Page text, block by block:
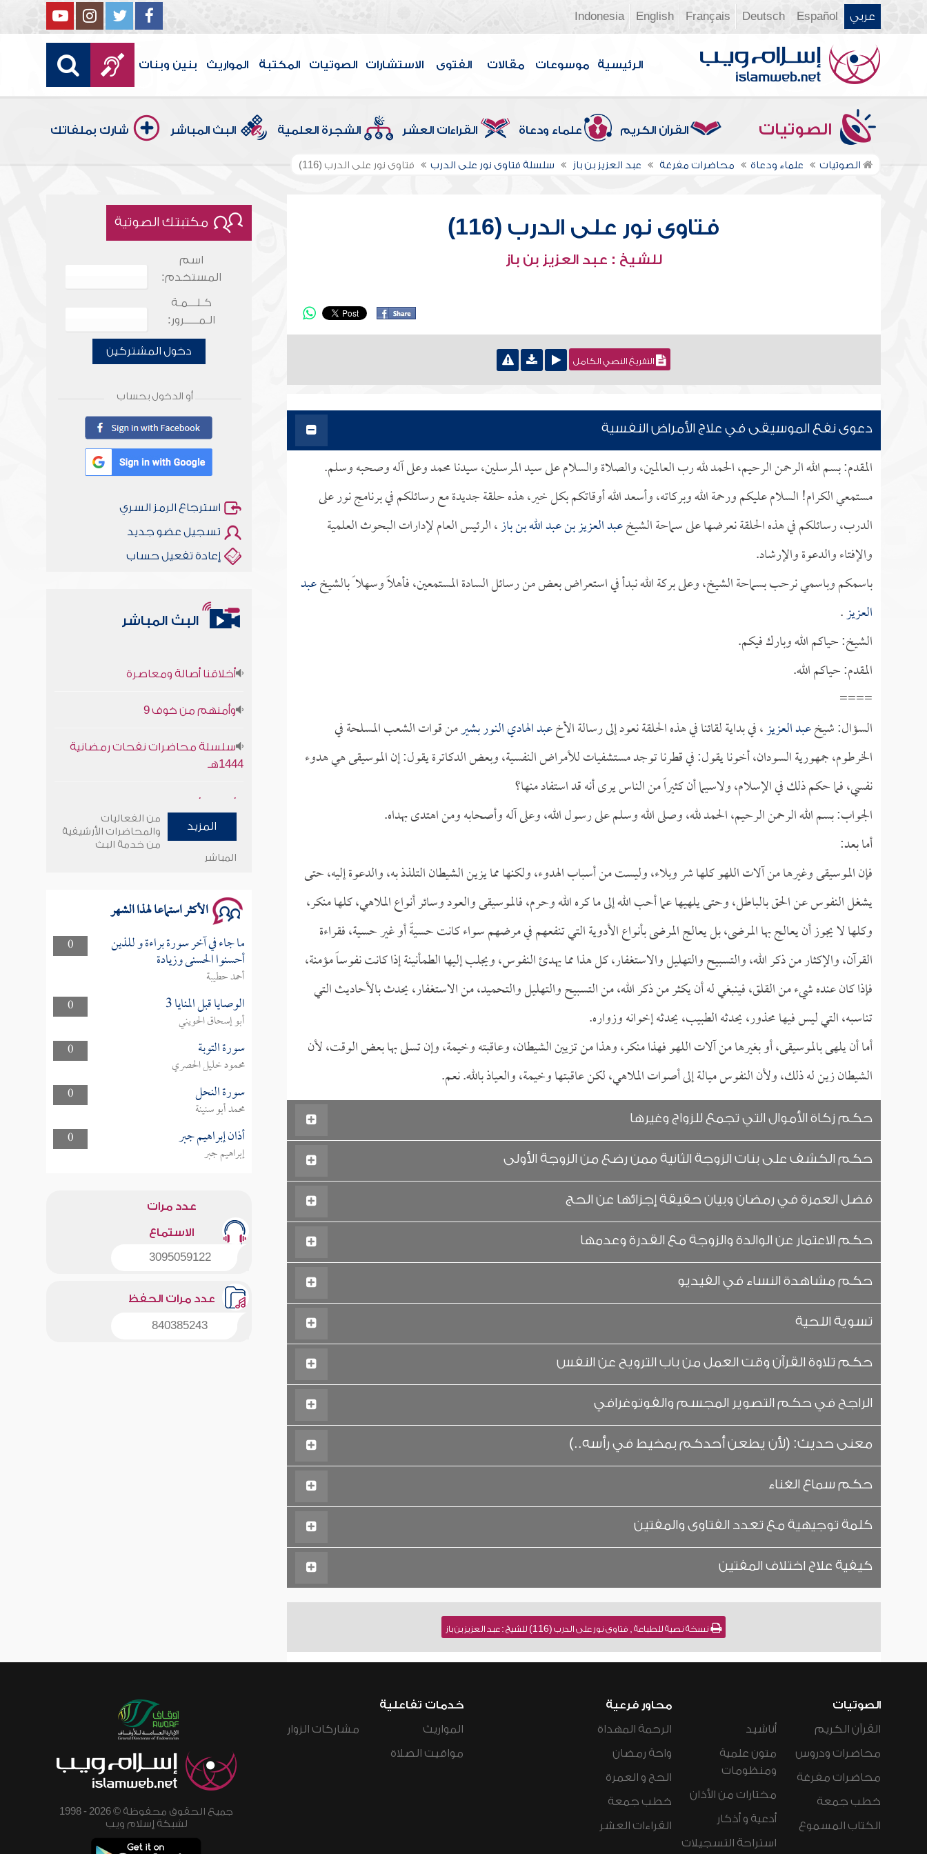
عربي Español
Deutsch
Français
English
Indonesia
الرئيسية موسوعات مقالات الفتوى الاستشارات الصوتيات المكتبة المواريث بنين وبنات
الصوتيات القرآن الكريم علماء ودعاة القراءات العشر الشجرة العلمية البث المباشر شارك بملفاتك
الصوتيات علماء ودعاة محاضرات مفرغة عبد العزيز بن باز سلسلة فتاوى نور على الدرب فتاوى نور على الدرب (116)
فتاوى نور على الدرب (116)
للشيخ : عبد العزيز بن باز
التفريغ النصي الكامل
دعوى نفع الموسيقى في علاج الأمراض النفسية
المقدم: بسم الله الرحمن الرحيم، الحمد لله رب العالمين، والصلاة والسلام على سيد المرسلين، سيدنا محمد وعلى آله وصحبه وسلم.
مستمعي الكرام! السلام عليكم ورحمة الله وبركاته، وأسعد الله أوقاتكم بكل خير، هذه حلقة جديدة مع رسائلكم في برنامج نور على
الدرب، رسائلكم في هذه الحلقة نعرضها على سماحة الشيخعبد العزيز بن عبد الله بن باز، الرئيس العام لإدارات البحوث العلمية
والإفتاء والدعوة والإرشاد.
باسمكم وباسمي نرحب بسماحة الشيخ، وعلى بركة الله نبدأ في استعراض بعض من رسائل السادة المستمعين، فأهلاً وسهلا ً بالشيخعبد
العزيز.
الشيخ: حياكم الله وبارك فيكم.
المقدم: حياكم الله.
====
السؤال: شيخعبد العزيز، في بداية لقائنا في هذه الحلقة نعود إلى رسالة الأخعبد الهادي النور بشيرمن قوات الشعب المسلحة في
الخرطوم، جمهورية السودان، أخونا يقول: في قطرنا توجد مستشفيات للأمراض النفسية، وبعض الدكاترة يقول: إن الموسيقى هي هدوء
نفسي، فما حكم ذلك في الإسلام، ولاسيما أن كثيراً من الناس يرى أنه قد استفاد منها؟
الجواب: بسم الله الرحمن الرحيم، الحمد لله، وصلى الله وسلم على رسول الله، وعلى آله وأصحابه ومن اهتدى بهداه.
أما بعد:
فإن الموسيقى وغيرها من آلات اللهو كلها شر وبلاء، وليست من أسباب الهدوء، ولكنها مما يزين الشيطان التلذذ به، والدعوة إليه، حتى
يشغل النفوس عن الحق بالباطل، وحتى يلهيها عما أحب الله إلى ما كره الله وحرم، فالموسيقى والعود وسائر أنواع الملاهي، كلها منكر،
وكلها لا يجوز أن يعالج بها المرضى، بل يعالج المرضى بأنواع الأدوية التي تنفعهم في مرضهم سواء كانت حسيةً أو غير حسية، فقراءة
القرآن، والإكثار من ذكر الله، والتسبيح والتهليل والاستغفار، كل هذا مما يهدئ النفوس، ويجلب إليها الطمأنينة إذا كانت نفوساً مؤمنة،
فإذا كان عنده شيء من القلق، فينبغي له أن يكثر من ذكر الله، من التسبيح والتهليل والتحميد، من الاستغفار، يحدث بالأحاديث التي
تناسبه، التي ليس فيها محذور، يحدثه الطبيب، يحدثه إخوانه وزواره.
أما أن يلهى بالموسيقى، أو بغيرها من آلات اللهو فهذا منكر، وهذا من تزيين الشيطان، وعاقبته وخيمة، وإن تسلى بها بعض الوقت، لأن
الشيطان زين له ذلك، ولأن النفوس ميالة إلى أصوات الملاهي، لكن عاقبتها وخيمة، والعياذ بالله. نعم.
حكم زكاة الأموال التي تجمع للزواج وغيرها
حكم الكشف على بنات الزوجة الثانية ممن رضع من الزوجة الأولى
فضل العمرة في رمضان وبيان حقيقة إجزائها عن الحج
حكم الاعتمار عن الوالدة والزوجة مع القدرة وعدمها
حكم مشاهدة النساء في الفيديو
تسوية اللحية
حكم تلاوة القرآن وقت العمل من باب الترويح عن النفس
الراجح في حكم التصوير المجسم والفوتوغرافي
معنى حديث: (لأن يطعن أحدكم بمخيط في رأسه..)
حكم سماع الغناء
كلمة توجيهية مع تعدد الفتاوى والمفتين
كيفية علاج اختلاف المفتين
نسخة نصية للطباعة , فتاوى نور على الدرب (116) للشيخ : عبد العزيز بن باز
مكتبتك الصوتية
اسم
المستخدم:
كـلـــمـة
الـمـــــرور:
دخول المشتركين
أو الدخول بحساب
استرجاع الرمز السري
تسجيل عضو جديد
إعادة تفعيل حساب
البث المباشر
1444هـ
وأمنهم من خوف 9
سلسلة محاضرات نفحات رمضانية
المزيد
من الفعاليات
والمحاضرات الأرشيفية
من خدمة البث
المباشر
الأكثر استماعا لهذا الشهر
0 ما جاء في آخر سورة براءة و للذين
أحسنوا الحسنى وزيادة
أحمد حطيبة
0
الوصايا قبل المنايا 3
أبو إسحاق الحويني
0
سورة التوبة
محمود خليل الحصري
0
سورة النحل
محمد أبو سنينة
0
أذان إبراهيم جبر
إبراهيم جبر
عدد مرات
الاستماع
3095059122
عدد مرات الحفظ
840385243
الصوتيات
القرآن الكريم
محاضرات ودروس
محاضرات مفرغة
خطب جمعة
الكتاب المسموع
أناشيد
متون علمية
ومنظومات
مختارات من الأذان
أدعية و أذكار
استراحة التسجيلات
محاور فرعية
الرحمة المهداة
واحة رمضان
الحج و العمرة
خطب جمعة
القراءات العشر
خدمات تفاعلية
المواريث
مواقيت الصلاة
مشاركات الزوار
جميع الحقوق محفوظة © 2026 - 1998
لشبكة إسلام ويب